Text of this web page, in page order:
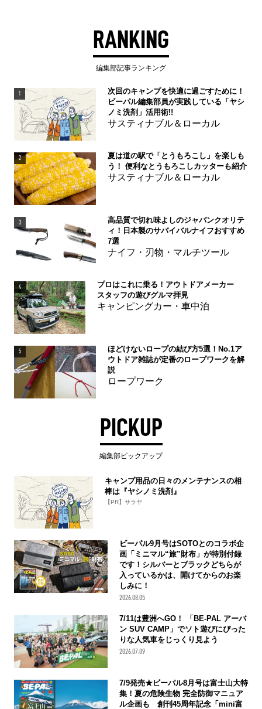
RANKING
編集部記事ランキング
1
次回のキャンプを快適に過ごすために！
ビーパル編集部員が実践している「ヤシ
ノミ洗剤」活用術!!
サスティナブル＆ローカル
2
夏は道の駅で「とうもろこし」を楽しも
う！ 便利なとうもろこしカッターも紹介
サスティナブル＆ローカル
3
高品質で切れ味よしのジャパンクオリテ
ィ！日本製のサバイバルナイフおすすめ
7選
ナイフ・刃物・マルチツール
4
プロはこれに乗る！アウトドアメーカー
スタッフの遊びグルマ拝見
キャンピングカー・車中泊
5
ほどけないロープの結び方5選！No.1ア
ウトドア雑誌が定番のロープワークを解
説
ロープワーク
PICKUP
編集部ピックアップ
キャンプ用品の日々のメンテナンスの相
棒は『ヤシノミ洗剤』
【PR】サラヤ
ビーパル9月号はSOTOとのコラボ企
画「ミニマル“旅”財布」が特別付録
です！シルバーとブラックどちらが
入っているかは、開けてからのお楽
しみに！
2026.08.05
7/11は豊洲へGO！ 「BE-PAL アーバ
ン SUV CAMP」でソト遊びにぴった
りな人気車をじっくり見よう
2026.07.09
7/9発売★ビーパル8月号は富士山大特
集！夏の危険生物 完全防御マニュア
ル企画も 創刊45周年記念「mini富